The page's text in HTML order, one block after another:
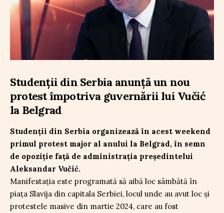
Studenții din Serbia anunță un nou
protest împotriva guvernării lui Vučić
la Belgrad
Studenții din Serbia organizează în acest weekend
primul protest major al anului la Belgrad, în semn
de opoziție față de administrația președintelui
Aleksandar Vučić.
Manifestația este programată să aibă loc sâmbătă în
piața Slavija din capitala Serbiei, locul unde au avut loc și
protestele masive din martie 2024, care au fost